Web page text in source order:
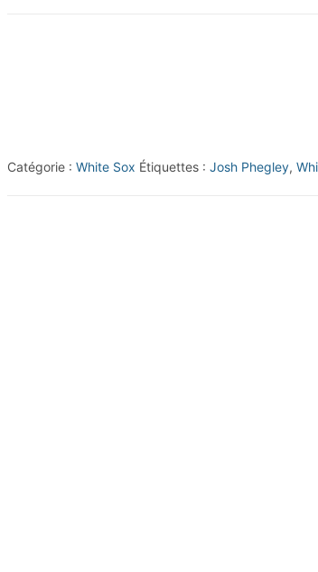
Phegley
Catégorie : White Sox Étiquettes : Josh Phegley,